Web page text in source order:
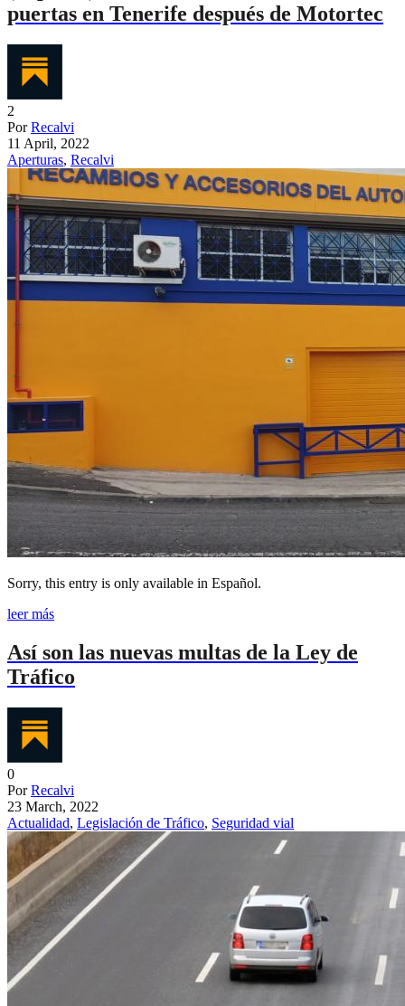
puertas en Tenerife después de Motortec
2
PorRecalvi
11 April, 2022
Aperturas, Recalvi
Sorry, this entry is only available in Español.
leer más
Así son las nuevas multas de la Ley de
Tráfico
0
PorRecalvi
23 March, 2022
Actualidad, Legislación de Tráfico, Seguridad vial